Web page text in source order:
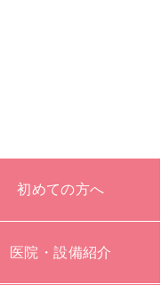
初めての方へ
医院・設備紹介